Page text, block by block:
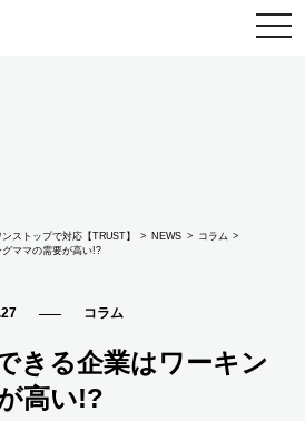
ストップで対応【TRUST】 NEWS コラム
ママの需要が高い!?
コラム
きる企業はワーキン
高い!?